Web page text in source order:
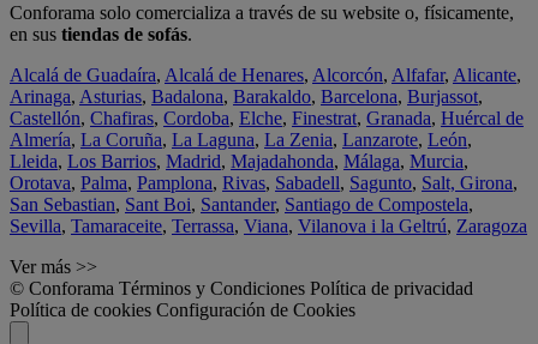
Conforama solo comercializa a través de su website o, físicamente,
en sus tiendas de sofás.
Alcalá de Guadaíra, Alcalá de Henares, Alcorcón, Alfafar, Alicante,
Arinaga, Asturias, Badalona, Barakaldo, Barcelona, Burjassot,
Castellón, Chafiras, Cordoba, Elche, Finestrat, Granada, Huércal de
Almería, La Coruña, La Laguna, La Zenia, Lanzarote, León,
Lleida, Los Barrios, Madrid, Majadahonda, Málaga, Murcia,
Orotava, Palma, Pamplona, Rivas, Sabadell, Sagunto, Salt, Girona,
San Sebastian, Sant Boi, Santander, Santiago de Compostela,
Sevilla, Tamaraceite, Terrassa, Viana, Vilanova i la Geltrú, Zaragoza
Ver más >>
© Conforama Términos y Condiciones Política de privacidad
Política de cookies Configuración de Cookies